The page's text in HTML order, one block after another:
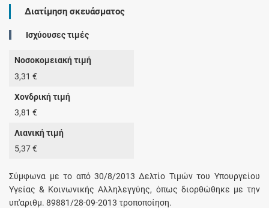
Διατίμηση σκευάσματος
Ισχύουσες τιμές
Νοσοκομειακή τιμή
3,31 €
Χονδρική τιμή
3,81 €
Λιανική τιμή
5,37 €
Σύμφωνα με το από 30/8/2013 Δελτίο Τιμών του Υπουργείου
Υγείας & Κοινωνικής Αλληλεγγύης, όπως διορθώθηκε με την
υπ'αριθμ. 89881/28-09-2013 τροποποίηση.